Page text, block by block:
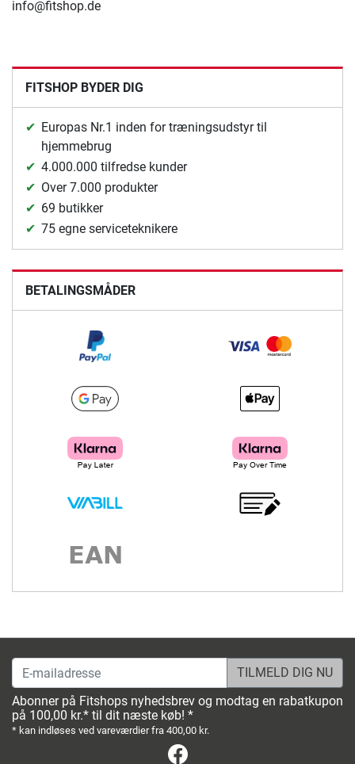
info@fitshop.de
FITSHOP BYDER DIG
Europas Nr.1 inden for træningsudstyr til
hjemmebrug
4.000.000 tilfredse kunder
Over 7.000 produkter
69 butikker
75 egne serviceteknikere
BETALINGSMÅDER
E-mailadresse
Abonner på Fitshops nyhedsbrev og modtag en rabatkupon
på 100,00 kr.* til dit næste køb! *
* kan indløses ved vareværdier fra 400,00 kr.